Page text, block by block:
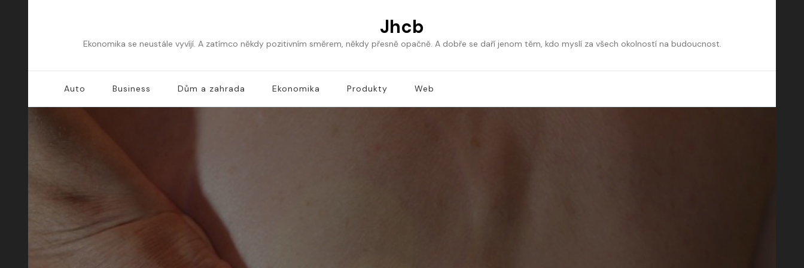
Jhcb
Ekonomika se neustále vyvíjí. A zatímco někdy pozitivním směrem, někdy přesně opačně. A dobře se daří jenom těm, kdo myslí za všech okolností na budoucnost.
Auto Business Dům a zahrada Ekonomika Produkty Web